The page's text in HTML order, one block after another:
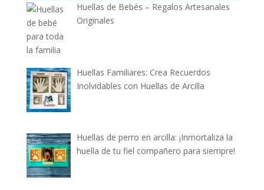
Huellas de Bebés – Regalos Artesanales
Originales
Huellas Familiares: Crea Recuerdos
Inolvidables con Huellas de Arcilla
Huellas de perro en arcilla: ¡Inmortaliza la
huella de tu fiel compañero para siempre!